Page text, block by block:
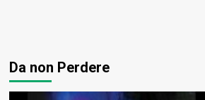
Da non Perdere